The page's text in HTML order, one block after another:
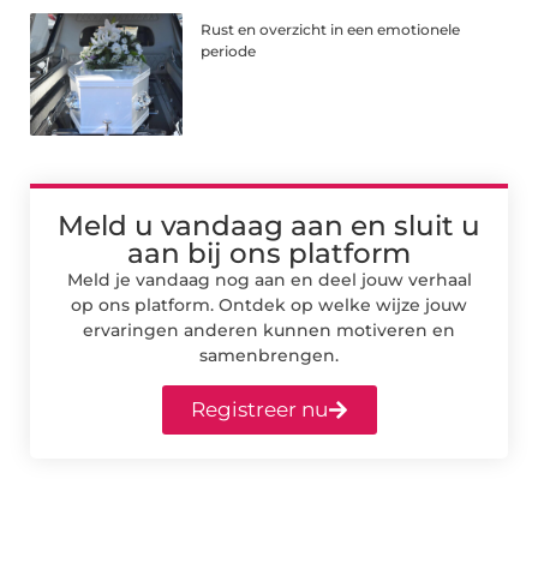
Rust en overzicht in een emotionele
periode
Meld u vandaag aan en sluit u
aan bij ons platform
Meld je vandaag nog aan en deel jouw verhaal
op ons platform. Ontdek op welke wijze jouw
ervaringen anderen kunnen motiveren en
samenbrengen.
Registreer nu